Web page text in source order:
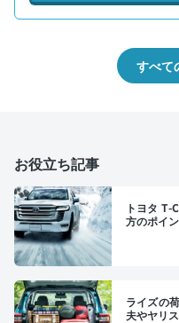
すべて
お役立ち記事
トヨタ T-
方のポイ
ライズの
夫やヤリ